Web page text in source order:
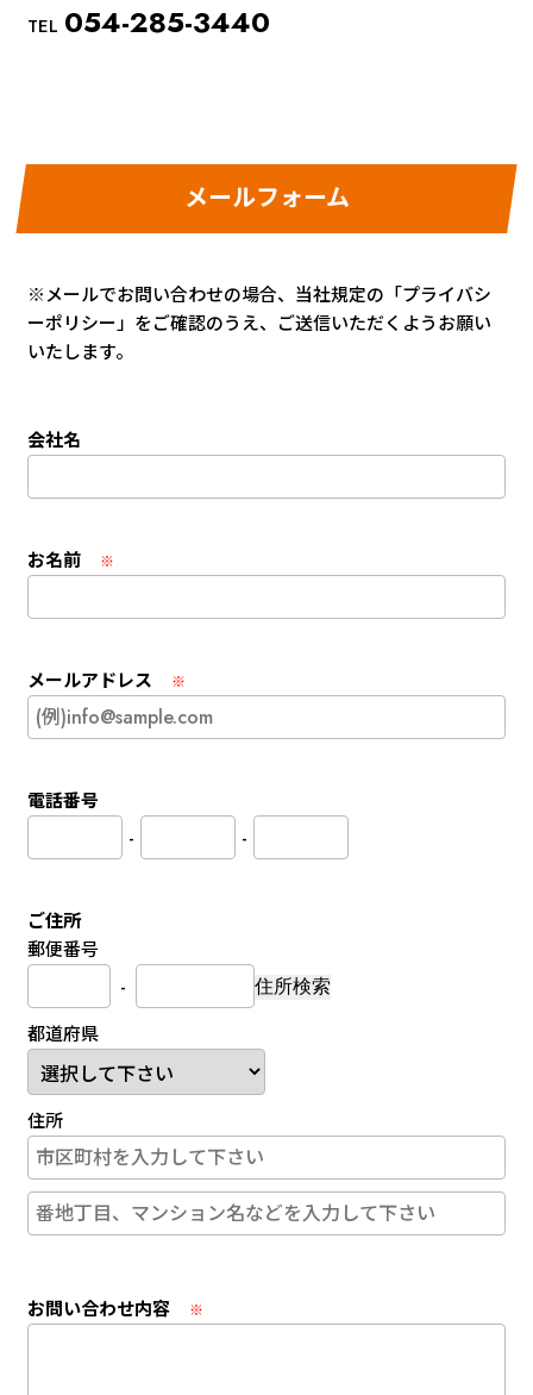
TEL 054-285-3440
メールフォーム
※メールでお問い合わせの場合、当社規定の「プライバシ
ーポリシー」をご確認のうえ、ご送信いただくようお願い
いたします。
会社名
お名前 ※
メールアドレス ※
電話番号
-
-
ご住所
郵便番号
-
住所検索
都道府県
住所
お問い合わせ内容 ※